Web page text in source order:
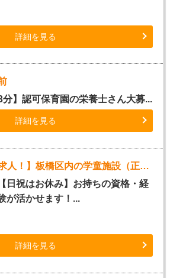
詳細を見る
分】認可保育園の栄養士さん大募...
詳細を見る
【ポスター応募用求人！】板橋区内の学童施設（正社員指導員）
【日祝はお休み】お持ちの資格・経
が活かせます！...
詳細を見る